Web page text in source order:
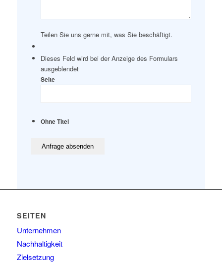
Teilen Sie uns gerne mit, was Sie beschäftigt.
Dieses Feld wird bei der Anzeige des Formulars
ausgeblendet
Seite
Ohne Titel
SEITEN
Unternehmen
Nachhaltigkeit
Zielsetzung